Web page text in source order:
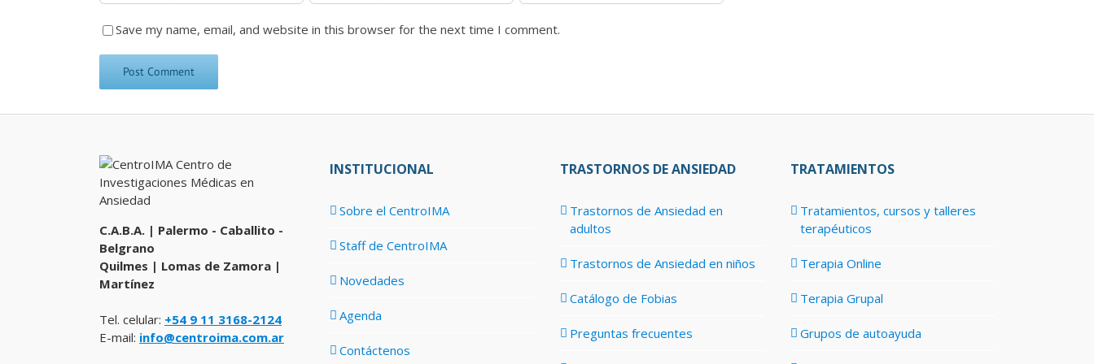
Save my name, email, and website in this browser for the next time I comment.
C.A.B.A. | Palermo - Caballito -
Belgrano
Quilmes | Lomas de Zamora |
Martínez
Tel. celular: +54 9 11 3168-2124
E-mail: info@centroima.com.ar
INSTITUCIONAL
Sobre el CentroIMA
Staff de CentroIMA
Novedades
Agenda
Contáctenos
TRASTORNOS DE ANSIEDAD
Trastornos de Ansiedad en
adultos
Trastornos de Ansiedad en niños
Catálogo de Fobias
Preguntas frecuentes
TRATAMIENTOS
Tratamientos, cursos y talleres
terapéuticos
Terapia Online
Terapia Grupal
Grupos de autoayuda